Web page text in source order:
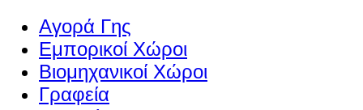
Αγορά Γης
Εμπορικοί Χώροι
Βιομηχανικοί Χώροι
Γραφεία